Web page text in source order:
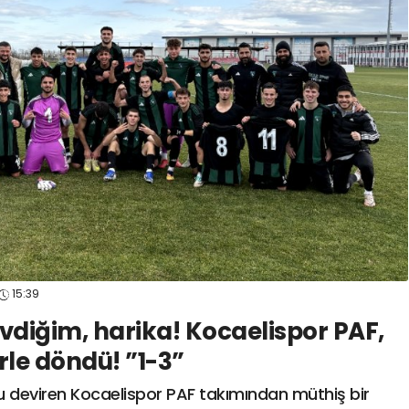
spor41
#
spor41
kocaelispor
15:39
harika! Kocaelispor PAF,
döndü! ”1-3”
Kocaelispor PAF takımından müthiş bir